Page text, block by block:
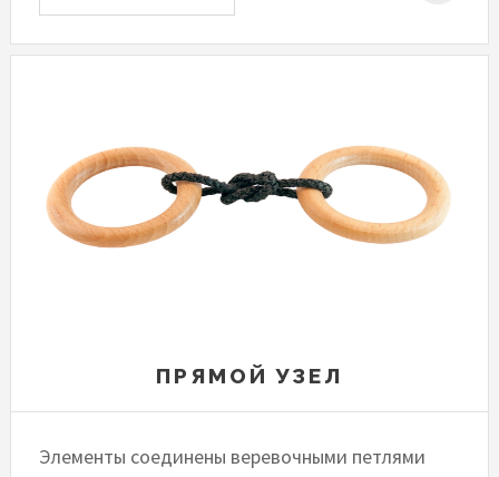
ПРЯМОЙ УЗЕЛ
Элементы соединены веревочными петлями